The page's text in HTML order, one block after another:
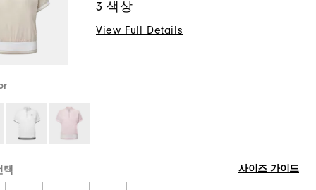
3 색상
View Full Details
택 사이즈 가이드